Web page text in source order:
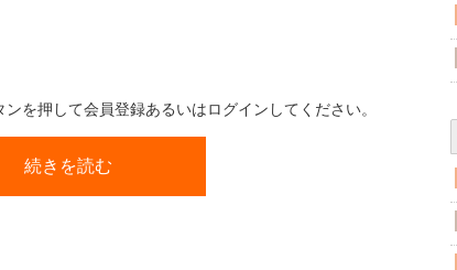
を押して会員登録あるいはログインしてください。
続きを読む